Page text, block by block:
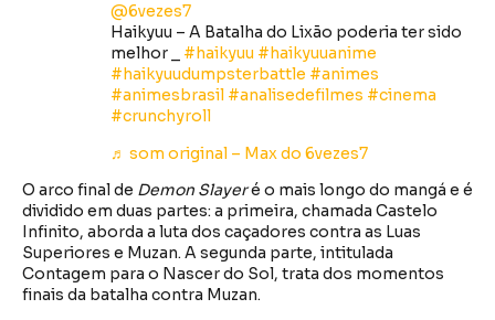
@6vezes7
Haikyuu – A Batalha do Lixão poderia ter sido
melhor _ #haikyuu #haikyuuanime
#haikyuudumpsterbattle #animes
#animesbrasil #analisedefilmes #cinema
#crunchyroll
♬ som original – Max do 6vezes7
O arco final de Demon Slayeré o mais longo do mangá e é
dividido em duas partes: a primeira, chamada Castelo
Infinito, aborda a luta dos caçadores contra as Luas
Superiores e Muzan. A segunda parte, intitulada
Contagem para o Nascer do Sol, trata dos momentos
finais da batalha contra Muzan.